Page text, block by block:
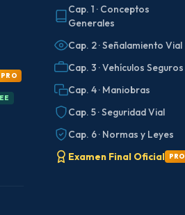
PRO
Cap. 1 · Conceptos
Generales
Cap. 2 · Señalamiento Vial
Cap. 3 · Vehículos Seguros
Cap. 4 · Maniobras
Cap. 5 · Seguridad Vial
Cap. 6 · Normas y Leyes
Examen Final Oficial
PRO